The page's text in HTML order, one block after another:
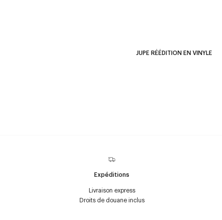
JUPE RÉÉDITION EN VINYLE
Expéditions
Livraison express
Droits de douane inclus